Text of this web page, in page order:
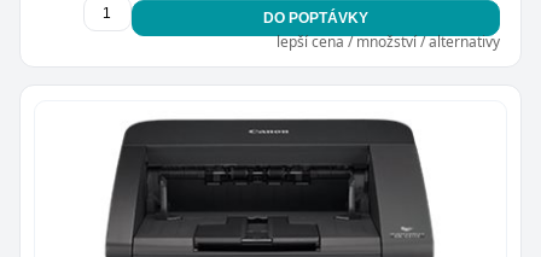
DO POPTÁVKY
lepší cena / množství / alternativy